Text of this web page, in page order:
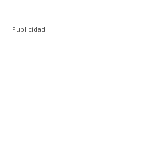
Publicidad